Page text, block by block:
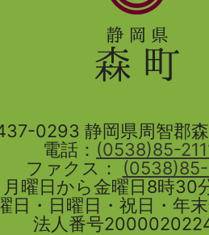
県
森
町
0293 静岡県周智郡
電話： (0538)85-
ファクス：
曜日から金曜日8時30
曜日・日曜日・祝日・年
法人番号